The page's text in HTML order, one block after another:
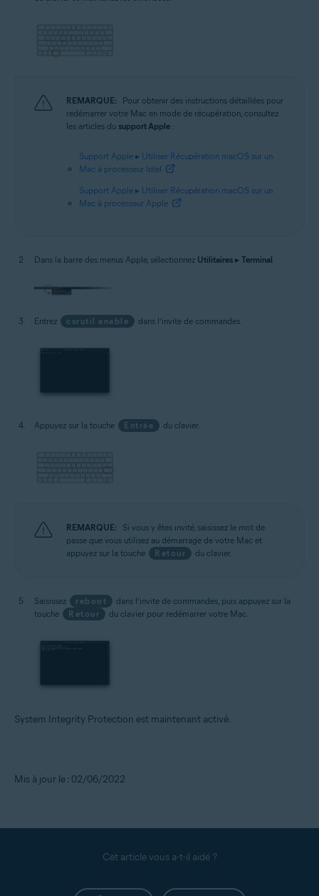
REMARQUE:
Pour obtenir des instructions détaillées pour
redémarrer votre Mac en mode de récupération, consultez
les articles du support Apple :
Support Apple ▸ Utiliser Récupération macOS sur un
Mac à processeur Intel
Support Apple ▸ Utiliser Récupération macOS sur un
Mac à processeur Apple
Dans la barre des menus Apple, sélectionnez Utilitaires ▸ Terminal
Entrez csrutil enable dans l’invite de commandes.
Appuyez sur la touche Entrée du clavier.
REMARQUE:
Si vous y êtes invité, saisissez le mot de
passe que vous utilisez au démarrage de votre Mac et
appuyez sur la touche
Retour du clavier.
Saisissez reboot
dans l’invite de commandes, puis appuyez sur la
touche
Retour du clavier pour redémarrer votre Mac.
System Integrity Protection est maintenant activé.
Mis à jour le : 02/06/2022
Cet article vous a-t-il aidé ?